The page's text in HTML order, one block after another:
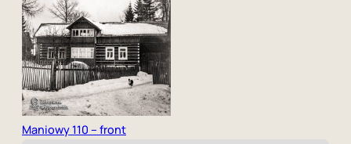
Maniowy 110 – front